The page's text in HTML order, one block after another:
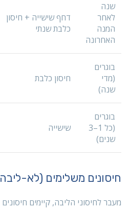
שנה
לאחר
המנה
האחרונה
דחף שישייה + חיסון
כלבת שנתי
בוגרים
(מדי
שנה)
חיסון כלבת
בוגרים
(כל 1–3
שנים)
שישייה
חיסונים משלימים (לא-
מעבר לחיסוני הליבה, קיימים